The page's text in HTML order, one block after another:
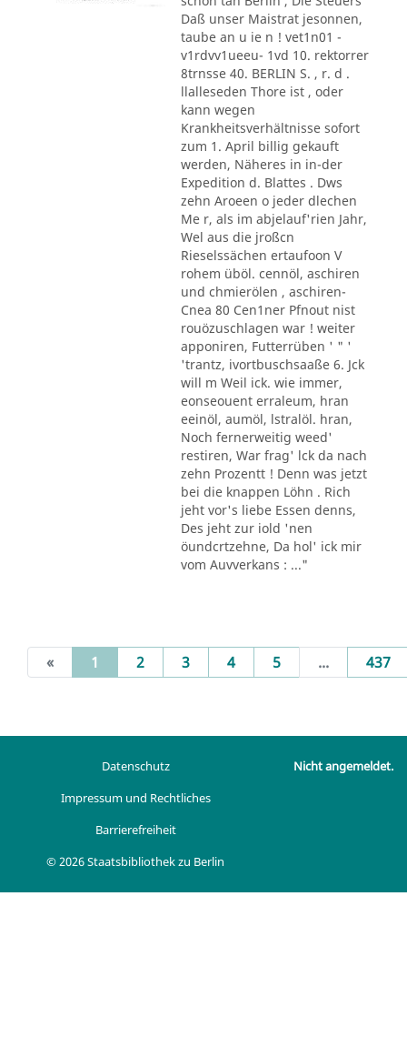
Daß unser Maistrat jesonnen,
taube an u ie n ! vet1n01 -
v1rdvv1ueeu- 1vd 10. rektorrer
8trnsse 40. BERLIN S. , r. d .
llalleseden Thore ist , oder
kann wegen
Krankheitsverhältnisse sofort
zum 1. April billig gekauft
werden, Näheres in in-der
Expedition d. Blattes . Dws
zehn Aroeen o jeder dlechen
Me r, als im abjelauf'rien Jahr,
Wel aus die jroßcn
Rieselssächen ertaufoon V
rohem üböl. cennöl, aschiren
und chmierölen , aschiren-
Cnea 80 Cen1ner Pfnout nist
rouözuschlagen war ! weiter
apponiren, Futterrüben ' " '
'trantz, ivortbuschsaaße 6. Jck
will m Weil ick. wie immer,
eonseouent erraleum, hran
eeinöl, aumöl, lstralöl. hran,
Noch fernerweitig weed'
restiren, War frag' lck da nach
zehn Prozentt ! Denn was jetzt
bei die knappen Löhn . Rich
jeht vor's liebe Essen denns,
Des jeht zur iold 'nen
öundcrtzehne, Da hol' ick mir
vom Auvverkans : ..."
« 1 (current)
2 3 4 5 ... 437
Datenschutz
Impressum und Rechtliches
Barrierefreiheit
© 2026 Staatsbibliothek zu Berlin
Nicht angemeldet.